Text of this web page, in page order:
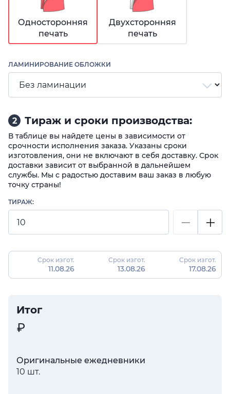
Односторонняя
печать
Двухсторонняя
печать
ЛАМИНИРОВАНИЕ ОБЛОЖКИ
2 Тираж и сроки производства:
В таблице вы найдете цены в зависимости от
срочности исполнения заказа. Указаны сроки
изготовления, они не включают в себя доставку. Срок
доставки зависит от выбранной в дальнейшем
службы. Мы с радостью доставим ваш заказ в любую
точку страны!
ТИРАЖ:
Срок изгот.
11.08.26
Срок изгот.
13.08.26
Срок изгот.
17.08.26
Итог
Оригинальные ежедневники
10 шт.